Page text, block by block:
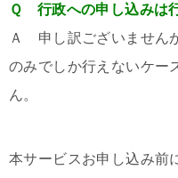
Ｑ 行政への申し込みは
Ａ 申し訳ございません
のみでしか行えないケー
ん。
本サービスお申し込み前